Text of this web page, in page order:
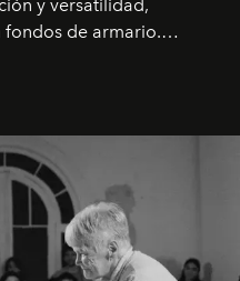
y versatilidad,
fondos de armario.